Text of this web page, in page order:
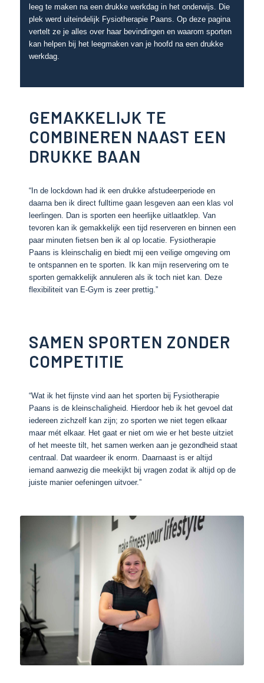
leeg te maken na een drukke werkdag in het onderwijs. Die
plek werd uiteindelijk Fysiotherapie Paans. Op deze pagina
vertelt ze je alles over haar bevindingen en waarom sporten
kan helpen bij het leegmaken van je hoofd na een drukke
werkdag.
GEMAKKELIJK TE
COMBINEREN NAAST EEN
DRUKKE BAAN
“In de lockdown had ik een drukke afstudeerperiode en
daarna ben ik direct fulltime gaan lesgeven aan een klas vol
leerlingen. Dan is sporten een heerlijke uitlaatklep. Van
tevoren kan ik gemakkelijk een tijd reserveren en binnen een
paar minuten fietsen ben ik al op locatie. Fysiotherapie
Paans is kleinschalig en biedt mij een veilige omgeving om
te ontspannen en te sporten. Ik kan mijn reservering om te
sporten gemakkelijk annuleren als ik toch niet kan. Deze
flexibiliteit van E-Gym is zeer prettig.”
SAMEN SPORTEN ZONDER
COMPETITIE
“Wat ik het fijnste vind aan het sporten bij Fysiotherapie
Paans is de kleinschaligheid. Hierdoor heb ik het gevoel dat
iedereen zichzelf kan zijn; zo sporten we niet tegen elkaar
maar mét elkaar. Het gaat er niet om wie er het beste uitziet
of het meeste tilt, het samen werken aan je gezondheid staat
centraal. Dat waardeer ik enorm. Daarnaast is er altijd
iemand aanwezig die meekijkt bij vragen zodat ik altijd op de
juiste manier oefeningen uitvoer.”